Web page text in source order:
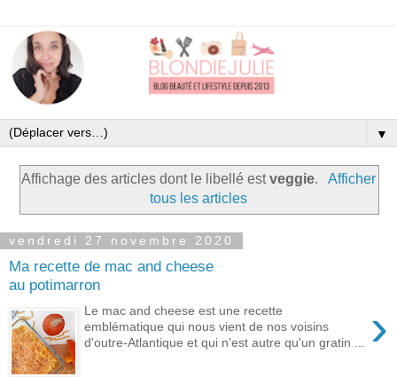
▼
Affichage des articles dont le libellé estveggie.
Afficher
tous les articles
vendredi 27 novembre 2020
Ma recette de mac and cheese
au potimarron
›
Le mac and cheese est une recette
emblématique qui nous vient de nos voisins
d'outre-Atlantique et qui n'est autre qu'un gratin ...